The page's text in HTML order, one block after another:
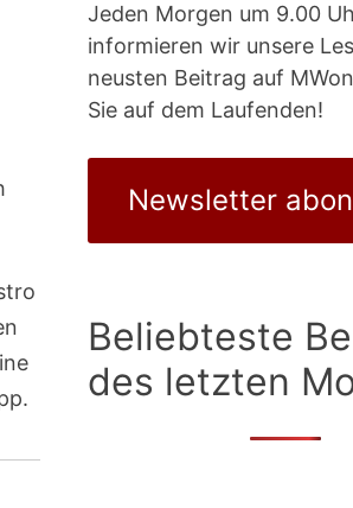
Jeden Morgen um 9.00
informieren wir unsere
neusten Beitrag auf
Sie auf dem Laufenden!
Newsletter
Beliebteste
des letzten